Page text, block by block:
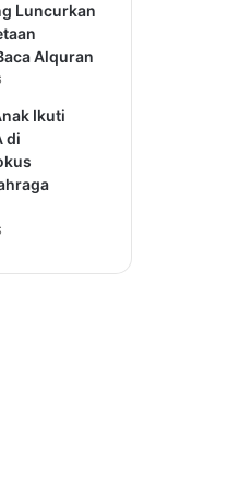
Luncurkan
Alquran
Ikuti
di